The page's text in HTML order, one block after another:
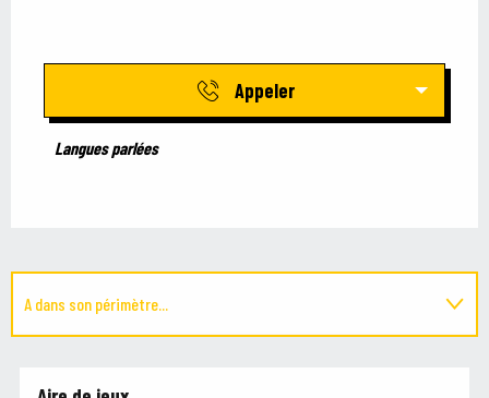
Appeler
Langues parlées
Langues parlées
A dans son périmètre...